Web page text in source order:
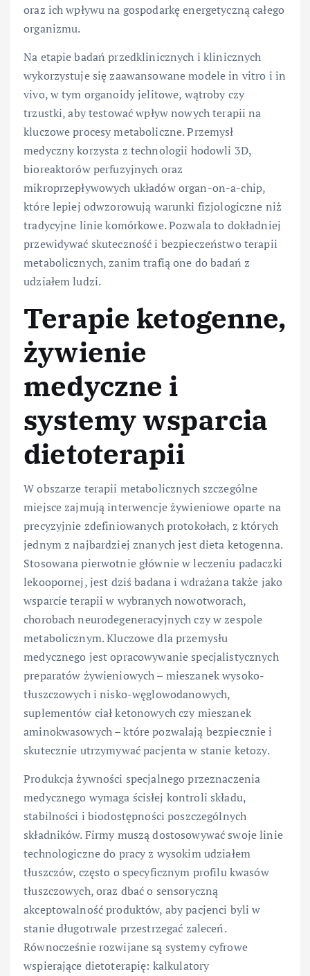
oraz ich wpływu na gospodarkę energetyczną całego
organizmu.
Na etapie badań przedklinicznych i klinicznych
wykorzystuje się zaawansowane modele in vitro i in
vivo, w tym organoidy jelitowe, wątroby czy
trzustki, aby testować wpływ nowych terapii na
kluczowe procesy metaboliczne. Przemysł
medyczny korzysta z technologii hodowli 3D,
bioreaktorów perfuzyjnych oraz
mikroprzepływowych układów organ-on-a-chip,
które lepiej odwzorowują warunki fizjologiczne niż
tradycyjne linie komórkowe. Pozwala to dokładniej
przewidywać skuteczność i bezpieczeństwo terapii
metabolicznych, zanim trafią one do badań z
udziałem ludzi.
Terapie ketogenne,
żywienie
medyczne i
systemy wsparcia
dietoterapii
W obszarze terapii metabolicznych szczególne
miejsce zajmują interwencje żywieniowe oparte na
precyzyjnie zdefiniowanych protokołach, z których
jednym z najbardziej znanych jest dieta ketogenna.
Stosowana pierwotnie głównie w leczeniu padaczki
lekoopornej, jest dziś badana i wdrażana także jako
wsparcie terapii w wybranych nowotworach,
chorobach neurodegeneracyjnych czy w zespole
metabolicznym. Kluczowe dla przemysłu
medycznego jest opracowywanie specjalistycznych
preparatów żywieniowych – mieszanek wysoko-
tłuszczowych i nisko-węglowodanowych,
suplementów ciał ketonowych czy mieszanek
aminokwasowych – które pozwalają bezpiecznie i
skutecznie utrzymywać pacjenta w stanie ketozy.
Produkcja żywności specjalnego przeznaczenia
medycznego wymaga ścisłej kontroli składu,
stabilności i biodostępności poszczególnych
składników. Firmy muszą dostosowywać swoje linie
technologiczne do pracy z wysokim udziałem
tłuszczów, często o specyficznym profilu kwasów
tłuszczowych, oraz dbać o sensoryczną
akceptowalność produktów, aby pacjenci byli w
stanie długotrwale przestrzegać zaleceń.
Równocześnie rozwijane są systemy cyfrowe
wspierające dietoterapię: kalkulatory